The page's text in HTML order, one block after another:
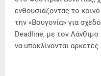
ενθουσιάζοντας το
την «Βουγονία» για
Deadline, με τον
να υποκλίνονται